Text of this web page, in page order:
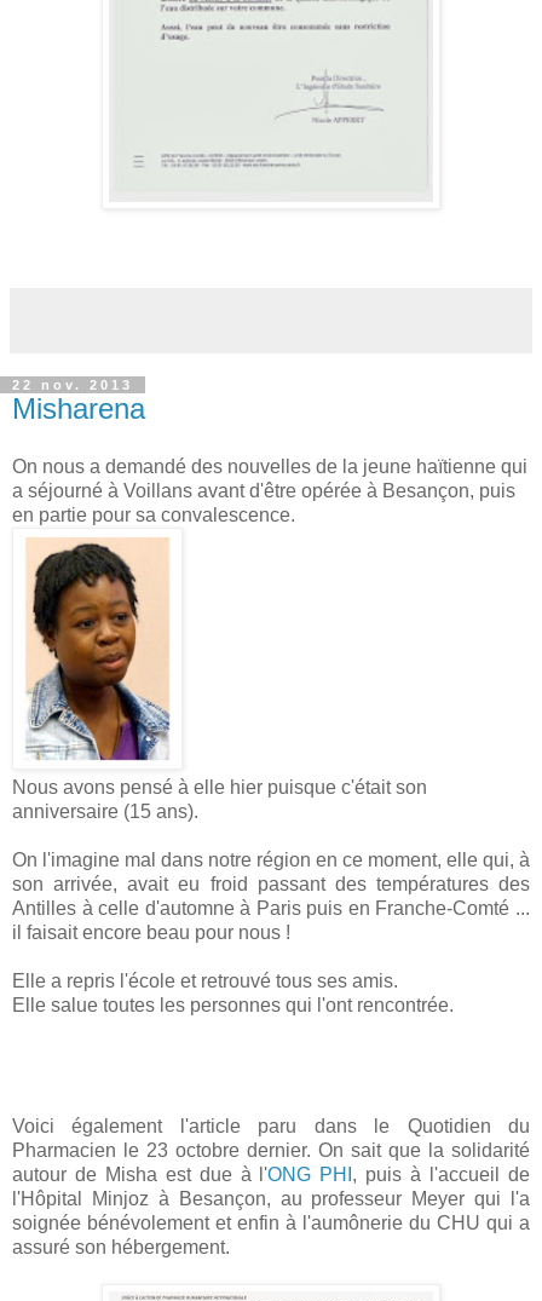
22 nov. 2013
Misharena
On nous a demandé des nouvelles de la jeune haïtienne qui
a séjourné à Voillans avant d'être opérée à Besançon, puis
en partie pour sa convalescence.
Nous avons pensé à elle hier puisque c'était son
anniversaire (15 ans).
On l'imagine mal dans notre région en ce moment, elle qui, à
son arrivée, avait eu froid passant des températures des
Antilles à celle d'automne à Paris puis en Franche-Comté ...
il faisait encore beau pour nous !
Elle a repris l'école et retrouvé tous ses amis.
Elle salue toutes les personnes qui l'ont rencontrée.
Voici également l'article paru dans le Quotidien du
Pharmacien le 23 octobre dernier. On sait que la solidarité
autour de Misha est due à l'ONG PHI , puis à l'accueil de
l'Hôpital Minjoz à Besançon, au professeur Meyer qui l'a
soignée bénévolement et enfin à l'aumônerie du CHU qui a
assuré son hébergement.